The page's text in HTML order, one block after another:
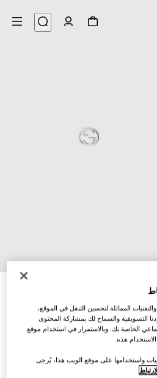
المماثلة لتحسين التنقل في الموقع،
التسويقية والسماح لك بمشاركة المحتوى
الخاصة بك. وبالاستمرار في استخدام موقع
هذه.
واستخدامها على موقع الويب هذا، يُرجى